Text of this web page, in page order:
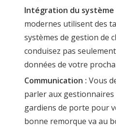
Intégration du système
modernes utilisent des
systèmes de gestion de
conduisez pas
données de votre
Communication : Vous
parler aux
gardiens de porte pour
bonne remorque va au